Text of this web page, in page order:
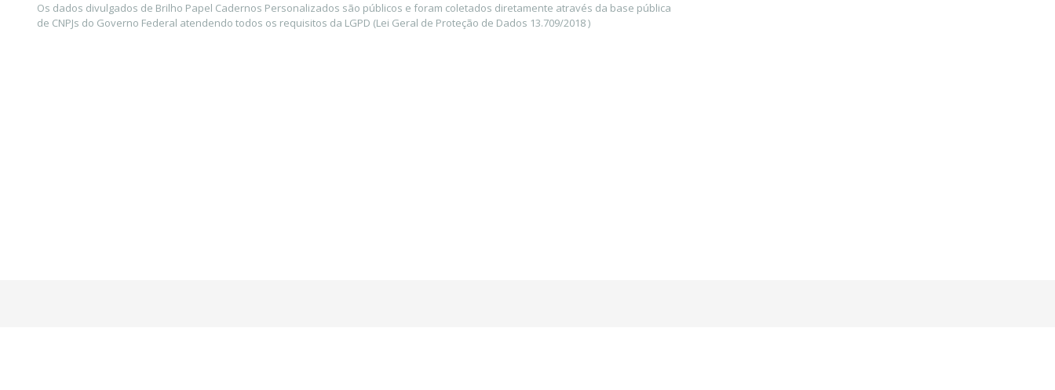
Os dados divulgados de Brilho Papel Cadernos Personalizados são públicos e foram coletados diretamente através da base pública
de CNPJs do Governo Federal atendendo todos os requisitos da LGPD (Lei Geral de Proteção de Dados 13.709/2018 )